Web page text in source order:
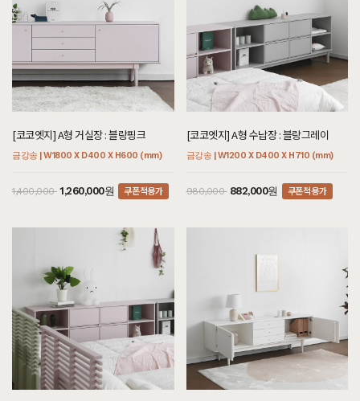
[코코엣지] A형 거실장 : 블랑핑크
금강송 | W1800 X D400 X H600 (mm)
1,400,000 1,260,000원 쿠폰적용가
[코코엣지] A형 수납장 : 블랑그레이
금강송 | W1200 X D400 X H710 (mm)
980,000 882,000원 쿠폰적용가